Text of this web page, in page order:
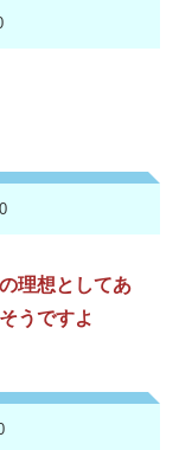
理想としてあ
うですよ